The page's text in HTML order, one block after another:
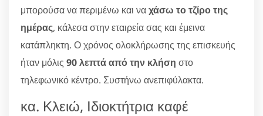
μπορούσα να περιμένω και ναχάσω το τζίρο της
ημέρας, κάλεσα στην εταιρεία σας και έμεινα
κατάπληκτη. Ο χρόνος ολοκλήρωσης της επισκευής
ήταν μόλις 90 λεπτά από την κλήση στο
τηλεφωνικό κέντρο. Συστήνω ανεπιφύλακτα.
κα. Κλειώ, Ιδιοκτήτρια καφέ